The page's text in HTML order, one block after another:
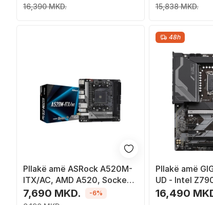
16,390 MKD. 15,838 MKD.
Pllakë amë ASRock A520M-
ITX/AC, AMD A520, Socket
AM4, 2 slota, Bluetooth / Wi-
Fi 5, Mini ITX
7,690 MKD. -6%
48h
Pllakë amë
UD - Intel
16,490